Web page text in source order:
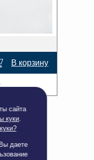
сайта
куки.
даете
В корзину